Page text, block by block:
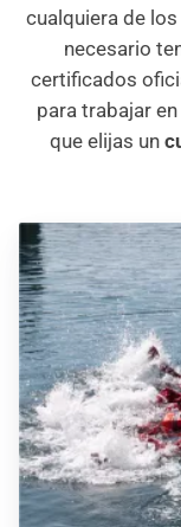
cualquiera de
necesario
certificados
para trabajar
que elijas un